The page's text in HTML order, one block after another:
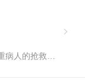
率先开展女
......
人的抢救、